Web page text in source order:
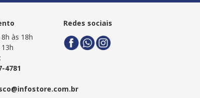
8h às 18h
4781
Redes sociais